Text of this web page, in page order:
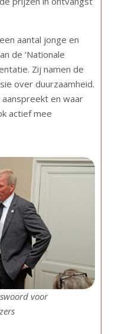
aantal jonge en
de ‘Nationale
Zij namen de
over duurzaamheid.
en waar
actief mee
voor